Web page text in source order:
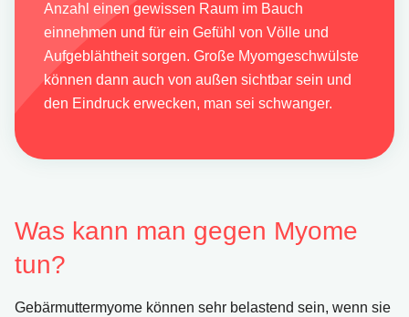
Anzahl einen gewissen Raum im Bauch
einnehmen und für ein Gefühl von Völle und
Aufgeblähtheit sorgen. Große Myomgeschwülste
können dann auch von außen sichtbar sein und
den Eindruck erwecken, man sei schwanger.
Was kann man gegen Myome
tun?
Gebärmuttermyome können sehr belastend sein, wenn sie